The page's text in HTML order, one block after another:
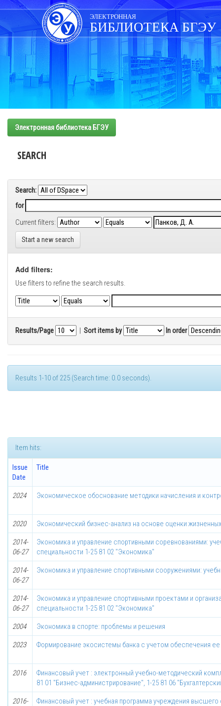
Skip
navigation
ЭЛЕКТРОННАЯ
БИБЛИОТЕКА БГЭУ
Электронная библиотека БГЭУ
SEARCH
Search:
for
Current filters:
Start a new search
Add filters:
Use filters to refine the search results.
Results/Page | Sort items by In order
Results 1-10 of 225 (Search time: 0.0 seconds).
Item hits:
Issue
Date
Title
2024 Экономическое обоснование методики начисления и
2020 Экономический бизнес-анализ на основе оценки
2014-
06-27
Экономика и управление спортивными соревнованиями:
специальности 1-25 81 02 "Экономика"
2014-
06-27
Экономика и управление спортивными сооружениями:
2014-
06-27
Экономика и управление спортивными проектами и
специальности 1-25 81 02 "Экономика"
2004 Экономика в спорте: проблемы и решения
2023 Формирование экосистемы банка с учетом обеспечения
2016
Финансовый учет : электронный учебно-методический
81 01 "Бизнес-администрирование", 1-25 81 06
2016-
Финансовый учет : учебная программа учреждения высшего